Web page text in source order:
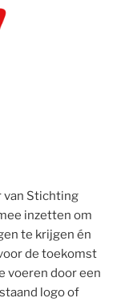
van Stichting
inzetten om
te krijgen én
de toekomst
voeren door een
logo of